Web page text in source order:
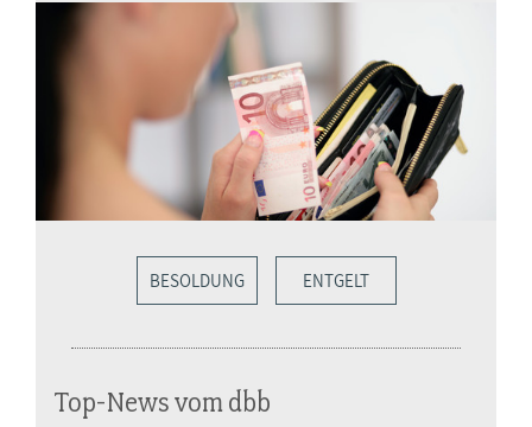
BESOLDUNG ENTGELT
Top-News vom dbb